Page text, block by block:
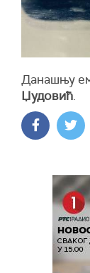
Данашњу
Џудовић.